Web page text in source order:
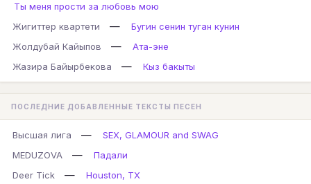
Ты меня прости за любовь мою
Жигиттер квартети
—
Бугин сенин туган кунин
Жолдубай Кайыпов
—
Ата-эне
Жазира Байырбекова
— Кыз бакыты
ПОСЛЕДНИЕ ДОБАВЛЕННЫЕ ТЕКСТЫ ПЕСЕН
Высшая лига —
SEX, GLAMOUR and SWAG
MEDUZOVA
—
Падали
Deer Tick
—
Houston, TX